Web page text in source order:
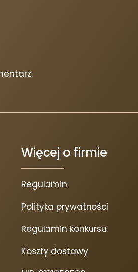
Więcej o firmie
Regulamin
Polityka prywatności
Regulamin konkursu
Koszty dostawy